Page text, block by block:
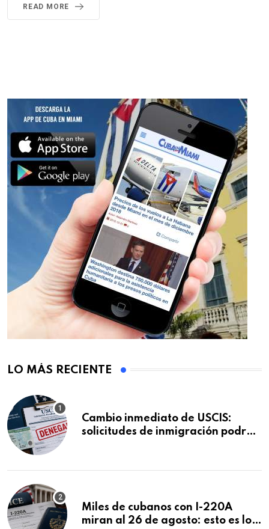
READ MORE
LO MÁS RECIENTE
Cambio inmediato de USCIS:
solicitudes de inmigración podrán
Miles de cubanos con I-220A
miran al 26 de agosto: esto es lo